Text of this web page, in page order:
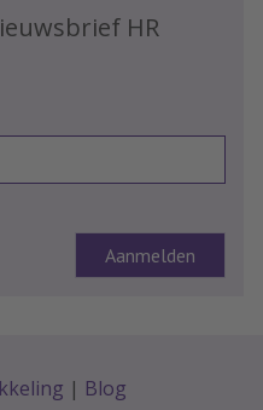
HR
| Blog